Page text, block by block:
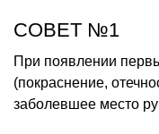
СОВЕТ №1
При появлении
(покраснение,
заболевшее место